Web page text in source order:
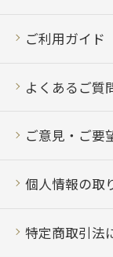
ご利用ガイド
よくあるご質
ご意見・ご要
個人情報の取
特定商取引法